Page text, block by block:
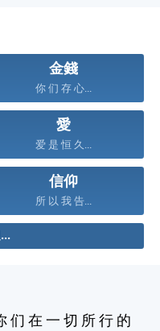
金錢
你 们 存 心...
愛
爱 是 恒 久...
信仰
所 以 我 告...
们 在 一 切 所 行 的